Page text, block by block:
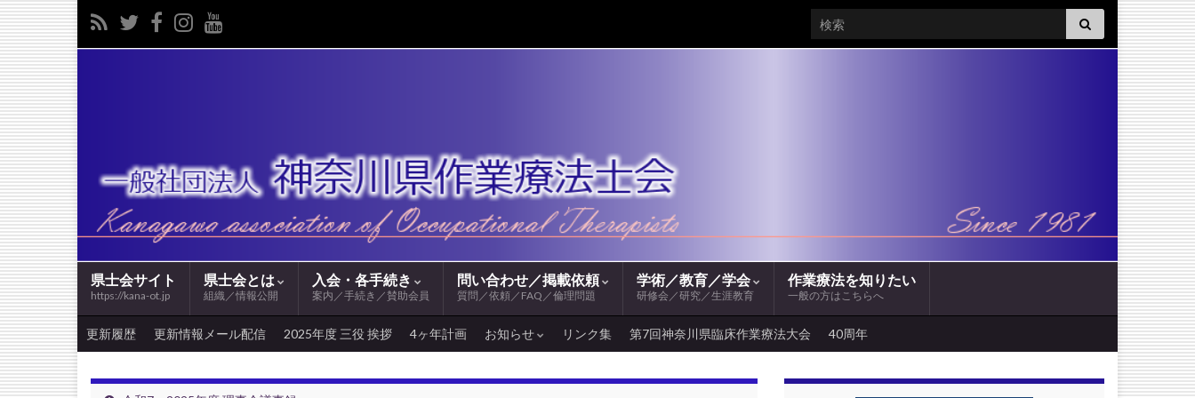
Search for:
県士会サイト
https://kana-ot.jp
県士会とは
組織／情報公開
入会・各手続き
案内／手続き／賛助会員
問い合わせ／掲載依頼
質問／依頼／FAQ／倫理問題
学術／教育／学会
研修会／研究／生涯教育
作業療法を知りたい
一般の方はこちらへ
更新履歴 更新情報メール配信 2025年度 三役 挨拶 4ヶ年計画 お知らせ リンク集 第7回神奈川県臨床作業療法大会 40周年